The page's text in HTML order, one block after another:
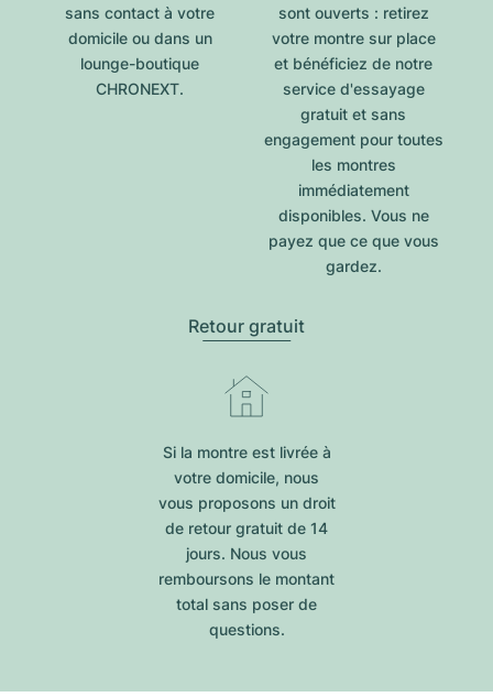
sans contact à votre
domicile ou dans un
lounge-boutique
CHRONEXT.
sont ouverts : retirez
votre montre sur place
et bénéficiez de notre
service d'essayage
gratuit et sans
engagement pour toutes
les montres
immédiatement
disponibles. Vous ne
payez que ce que vous
gardez.
Retour gratuit
Si la montre est livrée à
votre domicile, nous
vous proposons un droit
de retour gratuit de 14
jours. Nous vous
remboursons le montant
total sans poser de
questions.